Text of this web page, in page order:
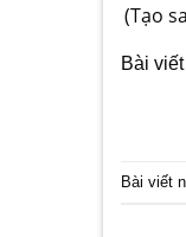
(Tạo
Bài
Bài viết